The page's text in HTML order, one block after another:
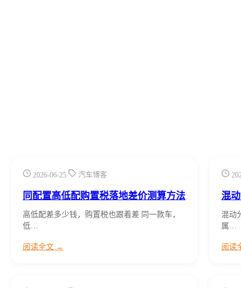
2026-06-25 汽车博客
同配置高低配购置税落地差价测算方法
高低配差多少钱，购置税也跟着差 同一款车，
低…
阅读全文 →
混
混动
属…
阅读